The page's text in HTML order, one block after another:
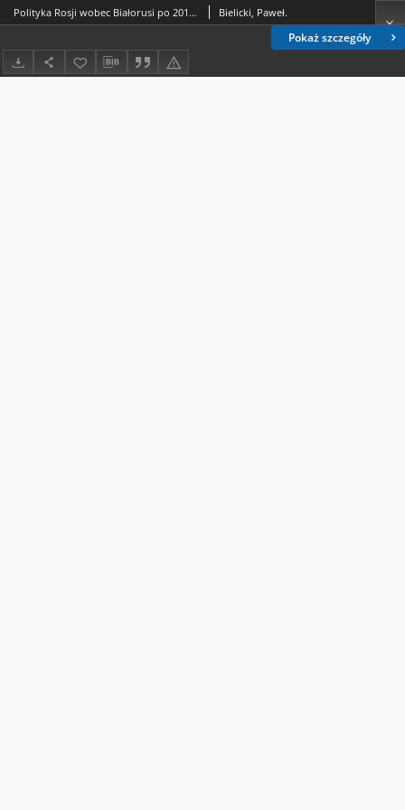
Pokaż szczegóły
Polityka Rosji wobec Białorusi po 2014 r. – zmiana czy kontynuacja? Bielicki, Paweł.